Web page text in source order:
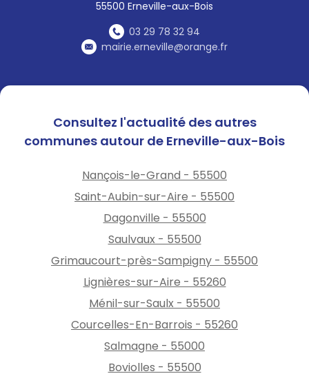
55500 Erneville-aux-Bois
03 29 78 32 94
mairie.erneville@orange.fr
Consultez l'actualité des autres
communes autour de Erneville-aux-Bois
Nançois-le-Grand - 55500
Saint-Aubin-sur-Aire - 55500
Dagonville - 55500
Saulvaux - 55500
Grimaucourt-près-Sampigny - 55500
Lignières-sur-Aire - 55260
Ménil-sur-Saulx - 55500
Courcelles-En-Barrois - 55260
Salmagne - 55000
Boviolles - 55500